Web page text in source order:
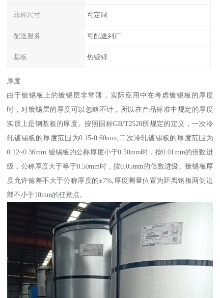
非标尺寸 可定制
配送服务 可配送到厂
基板 热镀锌
厚度
由于镀锡板上的镀锡层非常薄，实际应用中在考虑镀锡板的厚度
时，对镀锡层的厚度可以忽略不计，所以在产品标准中规定的厚度
实质上是钢基板的厚度。按照国标GB/T2520所规定的定义，一次冷
轧镀锡板的厚度范围为0.15-0.60mm,二次冷轧镀锡板的厚度范围为
0.12~0.36mm.镀锡板的公称厚度小于0.50mm时，按0.01mm的倍数进
级，公称厚度大于等于0.50mm时，按0.05mm的倍数进级。镀锡板厚
度允许偏差不大于公称厚度的±7%,厚度测量位置为距离钢板两侧边
部不小于10mm的任意点。